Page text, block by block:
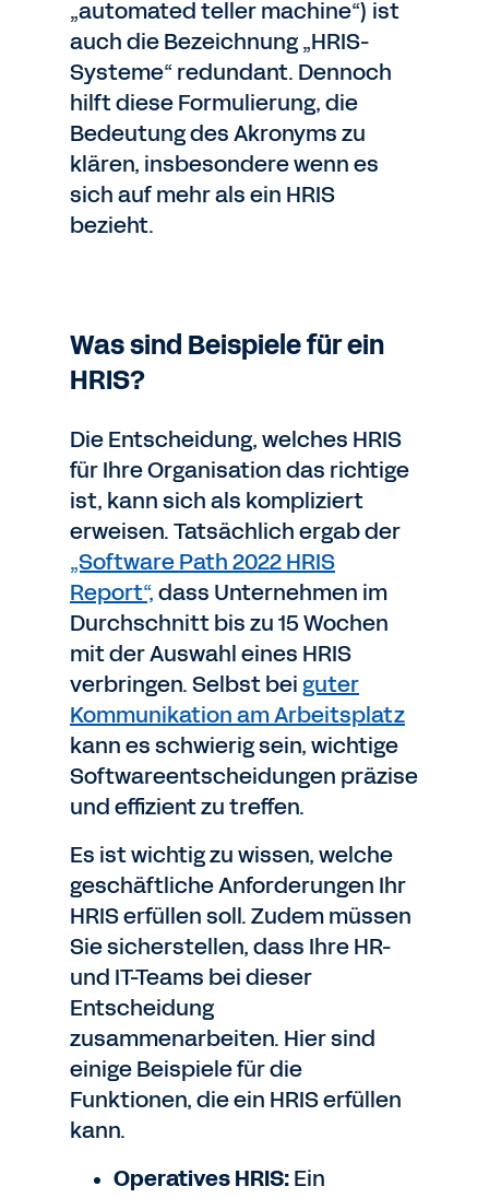
„automated teller machine“) ist
auch die Bezeichnung „HRIS-
Systeme“ redundant. Dennoch
hilft diese Formulierung, die
Bedeutung des Akronyms zu
klären, insbesondere wenn es
sich auf mehr als ein HRIS
bezieht.
Was sind Beispiele für ein
HRIS?
Die Entscheidung, welches HRIS
für Ihre Organisation das richtige
ist, kann sich als kompliziert
erweisen. Tatsächlich ergab der
„Software Path 2022 HRIS
Report“,dass Unternehmen im
Durchschnitt bis zu 15 Wochen
mit der Auswahl eines HRIS
verbringen. Selbst bei guter
Kommunikation am Arbeitsplatz
kann es schwierig sein, wichtige
Softwareentscheidungen präzise
und effizient zu treffen.
Es ist wichtig zu wissen, welche
geschäftliche Anforderungen Ihr
HRIS erfüllen soll. Zudem müssen
Sie sicherstellen, dass Ihre HR-
und IT-Teams bei dieser
Entscheidung
zusammenarbeiten. Hier sind
einige Beispiele für die
Funktionen, die ein HRIS erfüllen
kann.
Operatives HRIS:Ein